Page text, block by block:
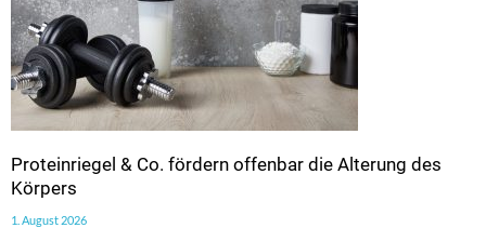
Proteinriegel & Co. fördern offenbar die Alterung des
Körpers
1. August 2026